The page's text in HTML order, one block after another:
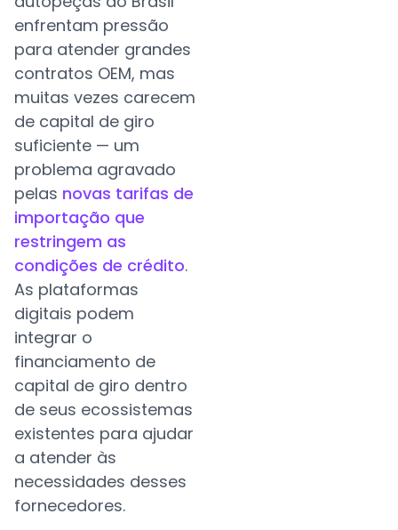
enfrentam pressão
para atender grandes
contratos OEM, mas
muitas vezes carecem
de capital de giro
suficiente — um
problema agravado
pelas novas tarifas de
importação que
restringem as
condições de crédito.
As plataformas
digitais podem
integrar o
financiamento de
capital de giro dentro
de seus ecossistemas
existentes para ajudar
a atender às
necessidades desses
fornecedores.